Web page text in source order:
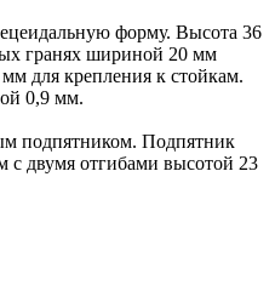
форму. Высота 36
гранях шириной 20 мм
для крепления к стойкам.
0,9 мм.
подпятником. Подпятник
с двумя отгибами высотой 23